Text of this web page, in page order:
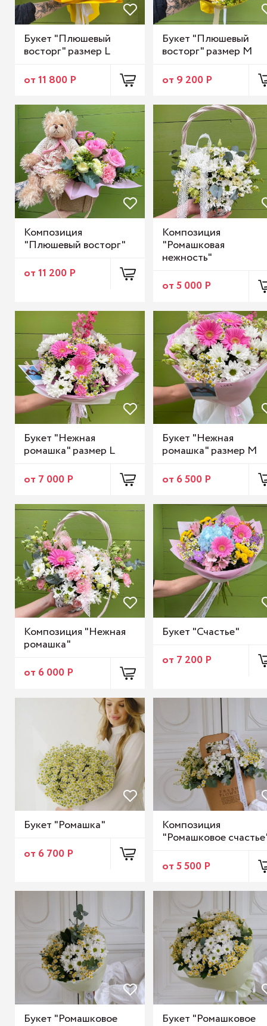
Букет "Плюшевый
восторг" размер L
от 11 800 Р
Букет "Плюшевый
восторг" размер М
от 9 200 Р
Композиция
"Плюшевый восторг"
от 11 200 Р
Композиция
"Ромашковая
нежность"
от 5 000 Р
Букет "Нежная
ромашка" размер L
от 7 000 Р
Букет "Нежная
ромашка" размер M
от 6 500 Р
Композиция "Нежная
ромашка"
от 6 000 Р
Букет "Счастье"
от 7 200 Р
Букет "Ромашка"
от 6 700 Р
Композиция
"Ромашковое
от 5 500 Р
Букет "Ромашковое
Букет "Ромашковое